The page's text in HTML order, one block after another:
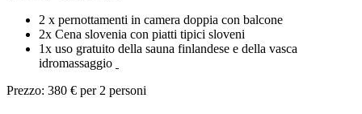
2 x pernottamenti in camera doppia con balcone
2x Cena slovenia con piatti tipici sloveni
1x uso gratuito della sauna finlandese e della vasca
idromassaggio
Prezzo: 380 € per 2 personi